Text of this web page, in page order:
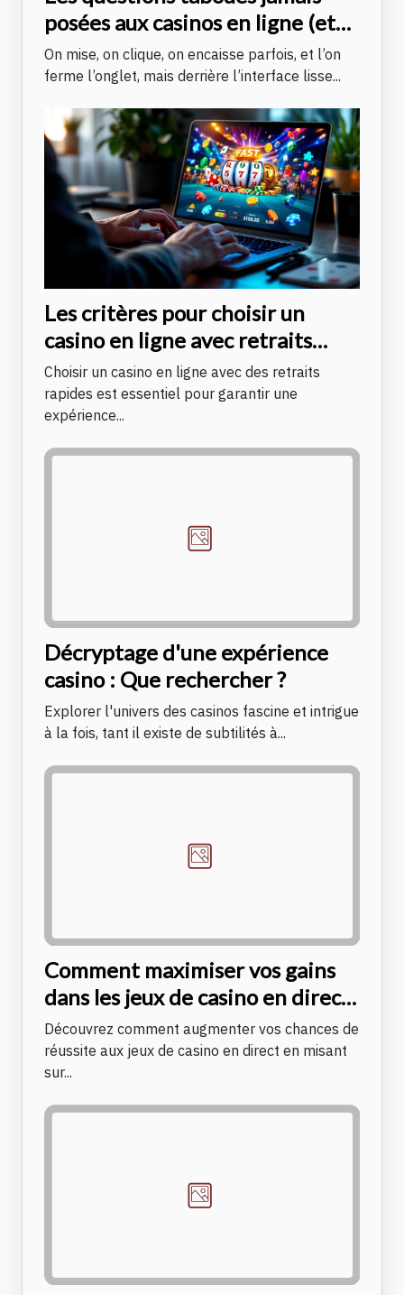
posées aux casinos en ligne (et
leurs réponses…)
On mise, on clique, on encaisse parfois, et l’on
ferme l’onglet, mais derrière l’interface lisse...
Les critères pour choisir un
casino en ligne avec retraits
rapides
Choisir un casino en ligne avec des retraits
rapides est essentiel pour garantir une
expérience...
Décryptage d'une expérience
casino : Que rechercher ?
Explorer l'univers des casinos fascine et intrigue
à la fois, tant il existe de subtilités à...
Comment maximiser vos gains
dans les jeux de casino en direct
avec des RTP élevés ?
Découvrez comment augmenter vos chances de
réussite aux jeux de casino en direct en misant
sur...